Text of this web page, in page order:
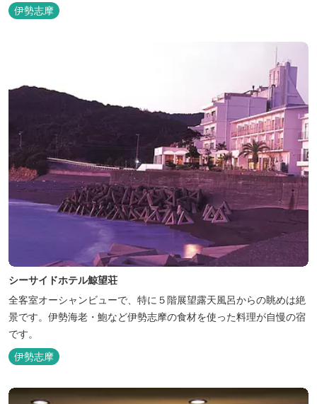
伊勢志摩
シーサイドホテル鯨望荘
全客室オーシャンビューで、特に５階展望露天風呂からの眺めは絶
景です。伊勢海老・鮑など伊勢志摩の食材を使った料理が自慢の宿
です。
伊勢志摩